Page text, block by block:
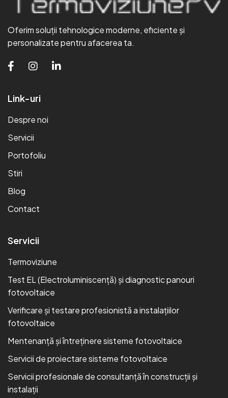
Oferim soluții tehnologice moderne, eficiente și
personalizate pentru afacerea ta.
Link-uri
Despre noi
Servicii
Portofoliu
Stiri
Blog
Contact
Servicii
Termoviziune
Test EL (Electroluminiscență) și diagnostic panouri
fotovoltaice
Verificare și testare profesionistă a instalațiilor
fotovoltaice
Mentenanță și întreținere sisteme fotovoltaice
Servicii de proiectare sisteme fotovoltaice
Servicii profesionale de consultanță în construcții și
instalații